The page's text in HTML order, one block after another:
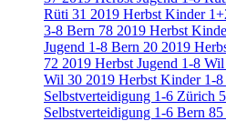
Rüti 31 2019 Herbst Kinder
3-8 Bern 78 2019 Herbst
Jugend 1-8 Bern 20 2019
72 2019 Herbst Jugend 1-8 Wil
Wil 30 2019 Herbst Kinder 1-
Selbstverteidigung 1-6 Zürich
Selbstverteidigung 1-6 Bern 85